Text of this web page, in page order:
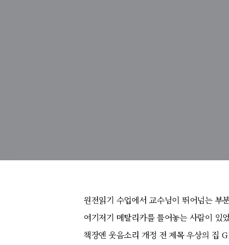
원전읽기 수업에서 교수님이 뛰어넘는 부
여기저기 메탈리카를 틀어놓는 사람이 있
책장엔 웃음소리 개정 전 제목 우상의 집